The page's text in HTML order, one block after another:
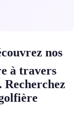
nos
à travers
Recherchez